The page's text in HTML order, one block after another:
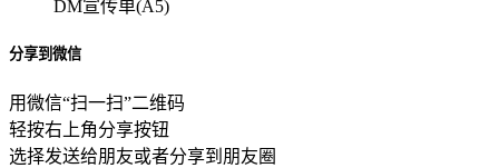
DM宣传单(A5)
分享到微信
用微信“扫一扫”二维码
轻按右上角分享按钮
选择发送给朋友或者分享到朋友圈